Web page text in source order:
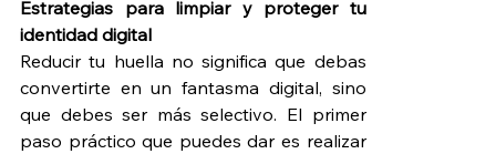
Estrategias para limpiar y proteger tu
identidad digital
Reducir tu huella no significa que debas
convertirte en un fantasma digital, sino
que debes ser más selectivo. El primer
paso práctico que puedes dar es realizar